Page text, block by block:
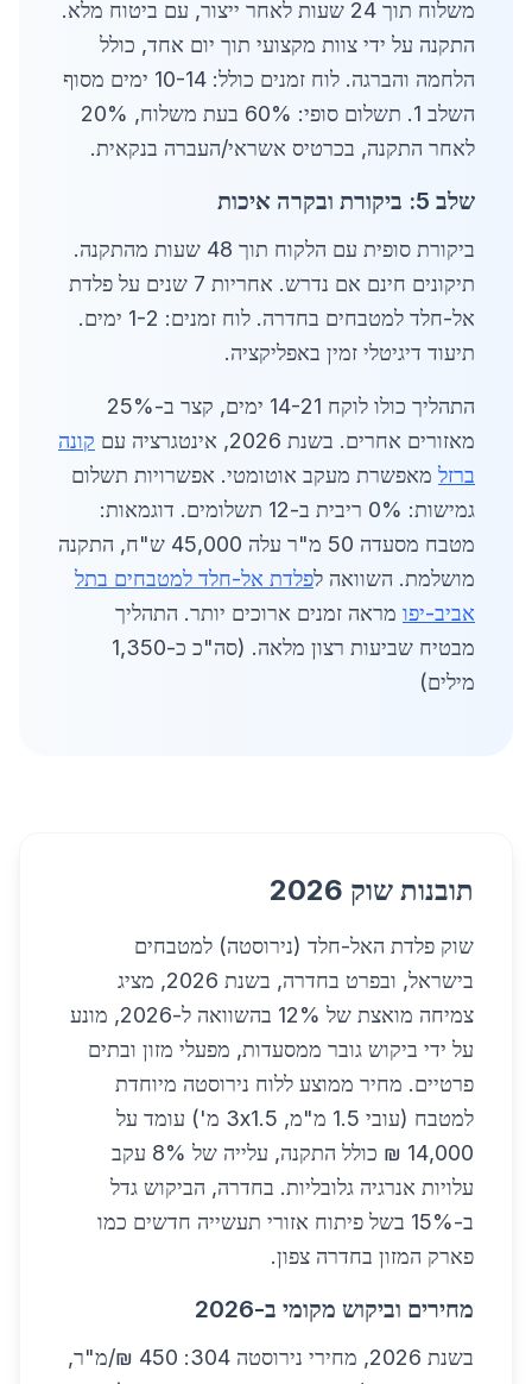
משלוח תוך 24 שעות לאחר ייצור, עם ביטוח מלא.
התקנה על ידי צוות מקצועי תוך יום אחד, כולל
הלחמה והברגה. לוח זמנים כולל: 10-14 ימים מסוף
השלב 1. תשלום סופי: 60% בעת משלוח, 20%
לאחר התקנה, בכרטיס אשראי/העברה בנקאית.
שלב 5: ביקורת ובקרה איכות
ביקורת סופית עם הלקוח תוך 48 שעות מהתקנה.
תיקונים חינם אם נדרש. אחריות 7 שנים על פלדת
אל-חלד למטבחים בחדרה. לוח זמנים: 1-2 ימים.
תיעוד דיגיטלי זמין באפליקציה.
התהליך כולו לוקח 14-21 ימים, קצר ב-25%
מאזורים אחרים. בשנת 2026, אינטגרציה עם
קונה
ברזל מאפשרת מעקב אוטומטי. אפשרויות תשלום
גמישות: 0% ריבית ב-12 תשלומים. דוגמאות:
מטבח מסעדה 50 מ"ר עלה 45,000 ש"ח, התקנה
מושלמת. השוואה לפלדת אל-חלד למטבחים בתל
אביב-יפו מראה זמנים ארוכים יותר. התהליך
מבטיח שביעות רצון מלאה. (סה"כ כ-1,350
מילים)
תובנות שוק 2026
שוק פלדת האל-חלד (נירוסטה) למטבחים
בישראל, ובפרט בחדרה, בשנת 2026, מציג
צמיחה מואצת של 12% בהשוואה ל-2026, מונע
על ידי ביקוש גובר ממסעדות, מפעלי מזון ובתים
פרטיים. מחיר ממוצע ללוח נירוסטה מיוחדת
למטבח (עובי 1.5 מ"מ, 3x1.5 מ') עומד על
14,000 ₪ כולל התקנה, עלייה של 8% עקב
עלויות אנרגיה גלובליות. בחדרה, הביקוש גדל
ב-15% בשל פיתוח אזורי תעשייה חדשים כמו
פארק המזון בחדרה צפון.
מחירים וביקוש מקומי ב-2026
בשנת 2026, מחירי נירוסטה 304: 450 ₪/מ"ר,